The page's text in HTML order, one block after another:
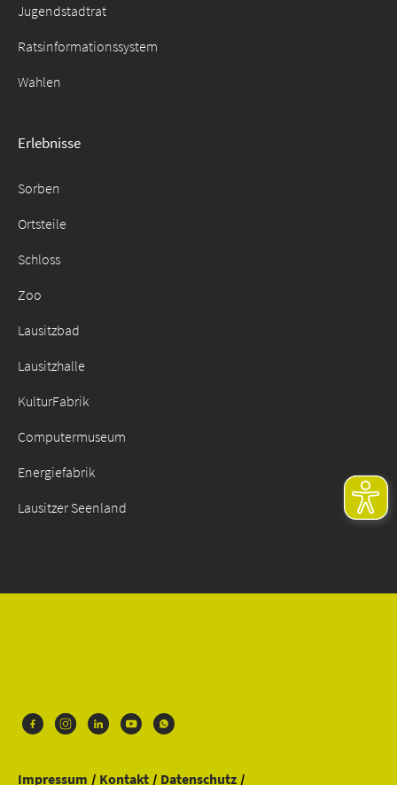
Jugendstadtrat
Ratsinformationssystem
Wahlen
Erlebnisse
Sorben
Ortsteile
Schloss
Zoo
Lausitzbad
Lausitzhalle
KulturFabrik
Computermuseum
Energiefabrik
Lausitzer Seenland
Impressum Kontakt Datenschutz